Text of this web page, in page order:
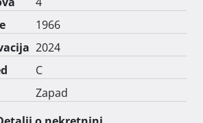
1966
2024
C
Zapad